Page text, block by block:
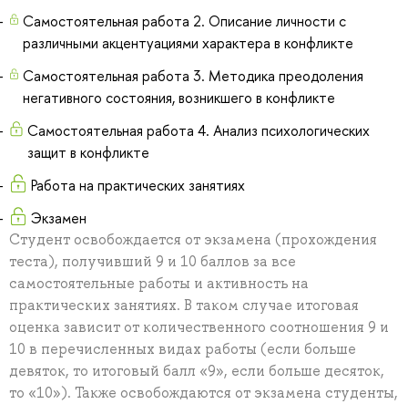
Самостоятельная работа 2. Описание личности с
различными акцентуациями характера в конфликте
Самостоятельная работа 3. Методика преодоления
негативного состояния, возникшего в конфликте
Самостоятельная работа 4. Анализ психологических
защит в конфликте
Работа на практических занятиях
Экзамен
Студент освобождается от экзамена (прохождения
теста), получивший 9 и 10 баллов за все
самостоятельные работы и активность на
практических занятиях. В таком случае итоговая
оценка зависит от количественного соотношения 9 и
10 в перечисленных видах работы (если больше
девяток, то итоговый балл «9», если больше десяток,
то «10»). Также освобождаются от экзамена студенты,